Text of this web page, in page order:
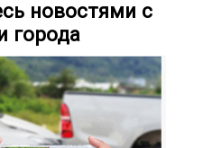
новостями с
города